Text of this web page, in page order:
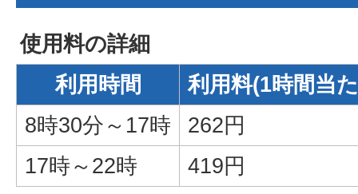
使用料の詳細
利用時間
利用料(1時間当
8時30分～17時
262円
17時～22時
419円